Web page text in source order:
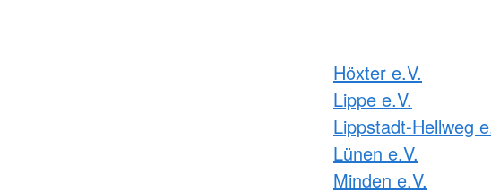
Höxter e.V.
Lippe e.V.
Lippstadt-Hellweg
Lünen e.V.
Minden e.V.